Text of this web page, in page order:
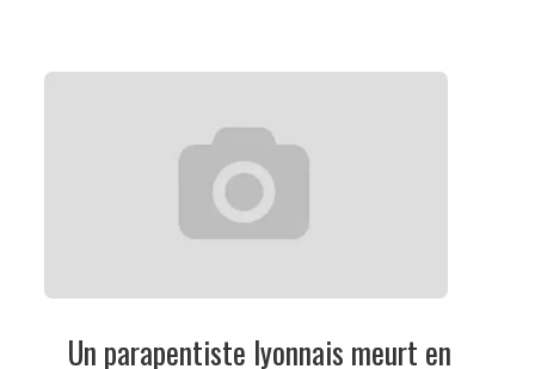
Un parapentiste lyonnais meurt en